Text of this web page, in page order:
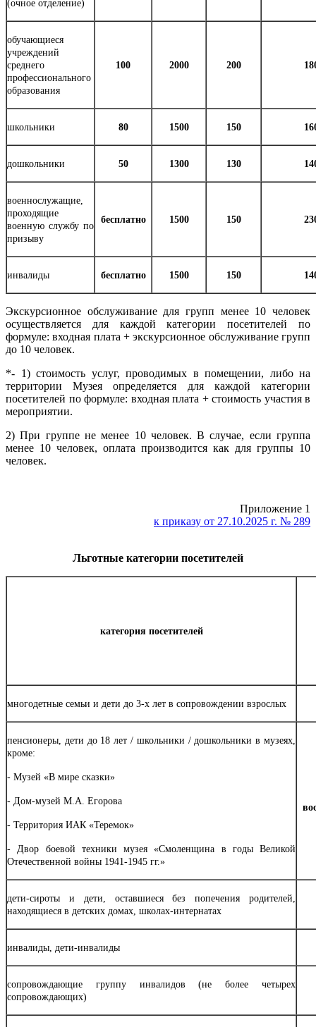
(очное отделение)
обучающиеся
учреждений
среднего
профессионального
образования
100 2000 200
школьники 80 1500 150
дошкольники 50 1300 130
военнослужащие,
проходящие
военную службу по
призыву
бесплатно 1500 150
инвалиды бесплатно 1500 150
Экскурсионное обслуживание для групп менее 10 человек
осуществляется для каждой категории посетителей по
формуле: входная плата + экскурсионное обслуживание групп
до 10 человек.
*- 1) стоимость услуг, проводимых в помещении, либо на
территории Музея определяется для каждой категории
посетителей по формуле: входная плата + стоимость участия в
мероприятии.
2) При группе не менее 10 человек. В случае, если группа
менее 10 человек, оплата производится как для группы 10
человек.
Приложение 1
к приказу от 27.10.2025 г. № 289
Льготные категории посетителей
категория посетителей
многодетные семьи и дети до 3-х лет в сопровождении взрослых
пенсионеры, дети до 18 лет / школьники / дошкольники в музеях,
кроме:
- Музей «В мире сказки»
- Дом-музей М.А. Егорова
- Территория ИАК «Теремок»
- Двор боевой техники музея «Смоленщина в годы Великой
Отечественной войны 1941-1945 гг.»
дети-сироты и дети, оставшиеся без попечения родителей,
находящиеся в детских домах, школах-интернатах
инвалиды, дети-инвалиды
сопровождающие группу инвалидов (не более четырех
сопровождающих)